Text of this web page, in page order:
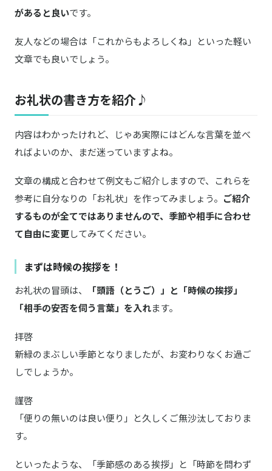
があると良いです。
友人などの場合は「これからもよろしくね」といった軽い
文章でも良いでしょう。
お礼状の書き方を紹介♪
内容はわかったけれど、じゃあ実際にはどんな言葉を並べ
ればよいのか、まだ迷っていますよね。
文章の構成と合わせて例文もご紹介しますので、これらを
参考に自分なりの「お礼状」を作ってみましょう。 ご紹介
するものが全てではありませんので、季節や相手に合わせ
て自由に変更してみてください。
まずは時候の挨拶を！
お礼状の冒頭は、
「頭語（とうご）」と「時候の挨拶」
「相手の安否を伺う言葉」を入れます。
拝啓
新緑のまぶしい季節となりましたが、お変わりなくお過ご
しでしょうか。
謹啓
「便りの無いのは良い便り」と久しくご無沙汰しておりま
す。
といったような、「季節感のある挨拶」と「時節を問わず